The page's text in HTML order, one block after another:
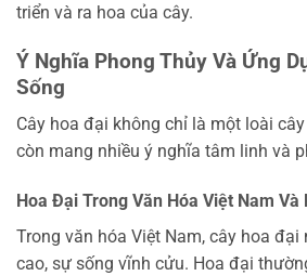
triển và ra hoa của cây.
Ý Nghĩa Phong Thủy Và Ứng
Sống
Cây hoa đại không chỉ là một loài
còn mang nhiều ý nghĩa tâm linh và
Hoa Đại Trong Văn Hóa Việt Nam Và
Trong văn hóa Việt Nam, cây hoa
cao, sự sống vĩnh cửu. Hoa đại